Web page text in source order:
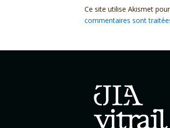
Ce site utilise Akismet
commentaires sont